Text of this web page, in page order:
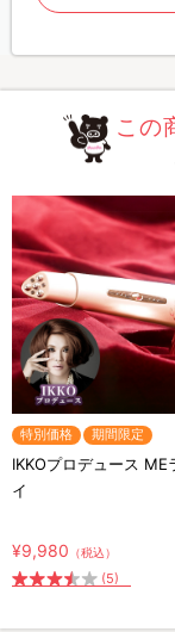
この
特別価格 期間限定
IKKOプロデュース ME
イ
¥9,980 （税込）
(5)